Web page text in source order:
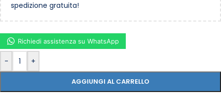
spedizione gratuita!
- +
AGGIUNGI AL CARRELLO
Richiedi assistenza su WhatsApp